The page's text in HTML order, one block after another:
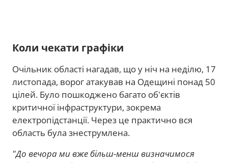
Коли чекати графіки
Очільник області нагадав, що у ніч на неділю, 17
листопада, ворог атакував на Одещині понад 50
цілей. Було пошкоджено багато об'єктів
критичної інфраструктури, зокрема
електропідстанції. Через це практично вся
область була знеструмлена.
"До вечора ми вже більш-менш визначимося